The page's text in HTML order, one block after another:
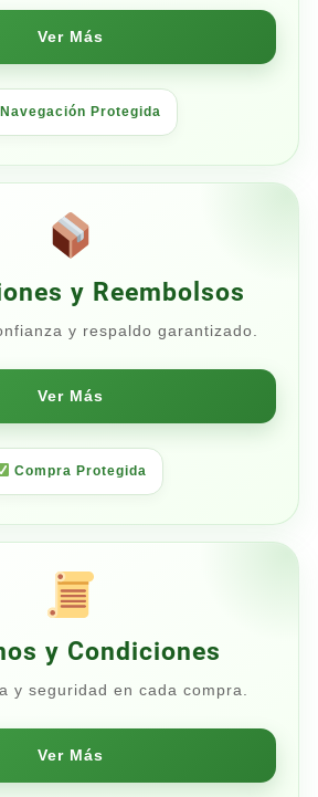
Ver Más
Navegación Protegida
y Reembolsos
y respaldo garantizado.
Ver Más
Compra Protegida
y Condiciones
y seguridad en cada compra.
Ver Más